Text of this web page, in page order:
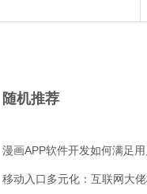
随机推荐
漫画APP软件开发如何满足
移动入口多元化：互联网大